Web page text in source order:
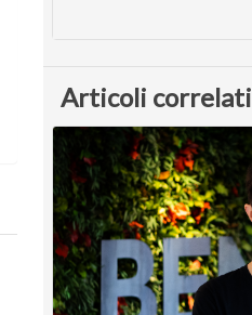
Articoli correlati